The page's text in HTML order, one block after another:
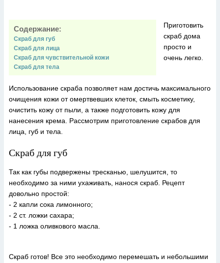
Содержание:
Скраб для губ
Скраб для лица
Скраб для чувствительной кожи
Скраб для тела
Приготовить
скраб дома
просто и
очень легко.
Использование скраба позволяет нам достичь максимального
очищения кожи от омертвевших клеток, смыть косметику,
очистить кожу от пыли, а также подготовить кожу для
нанесения крема. Рассмотрим приготовление скрабов для
лица, губ и тела.
Скраб для губ
Так как губы подвержены тресканью, шелушится, то
необходимо за ними ухаживать, нанося скраб. Рецепт
довольно простой:
- 2 капли сока лимонного;
- 2 ст. ложки сахара;
- 1 ложка оливкового масла.
Скраб готов! Все это необходимо перемешать и небольшими